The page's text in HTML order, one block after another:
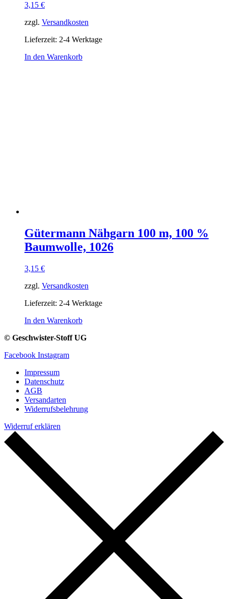
3,15 €
zzgl. Versandkosten
Lieferzeit: 2-4 Werktage
In den Warenkorb
Gütermann Nähgarn 100 m, 100 %
Baumwolle, 1026
3,15 €
zzgl. Versandkosten
Lieferzeit: 2-4 Werktage
In den Warenkorb
© Geschwister-Stoff UG
Facebook Instagram
Impressum
Datenschutz
AGB
Versandarten
Widerrufsbelehrung
Widerruf erklären